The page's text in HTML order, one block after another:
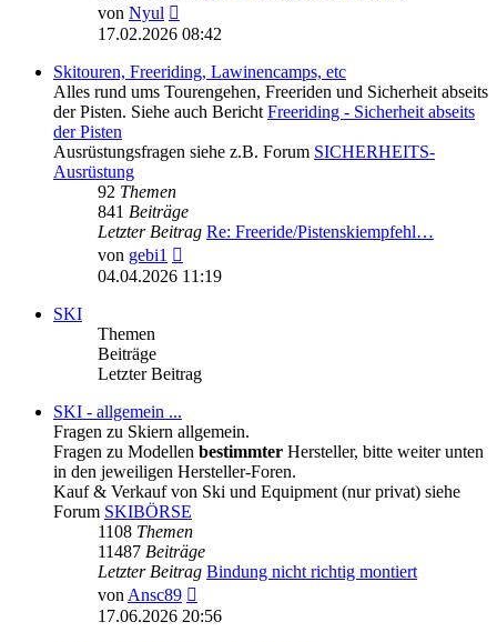
von Nyul
Beitrag
17.02.2026 08:42
Skitouren, Freeriding, Lawinencamps, etc
Alles rund ums Tourengehen, Freeriden und Sicherheit abseits
der Pisten. Siehe auch Bericht Freeriding - Sicherheit abseits
der Pisten
Ausrüstungsfragen siehe z.B. Forum SICHERHEITS-
Ausrüstung
92 Themen
841 Beiträge
Letzter Beitrag Re: Freeride/Pistenskiempfehl…
von gebi1
Beitrag
04.04.2026 11:19
SKI
Themen
Beiträge
Letzter Beitrag
SKI - allgemein ...
Fragen zu Skiern allgemein.
Fragen zu Modellen bestimmter Hersteller, bitte weiter unten
in den jeweiligen Hersteller-Foren.
Kauf & Verkauf von Ski und Equipment (nur privat) siehe
Forum SKIBÖRSE
1108 Themen
11487 Beiträge
Letzter Beitrag Bindung nicht richtig montiert
von Ansc89
Beitrag
17.06.2026 20:56